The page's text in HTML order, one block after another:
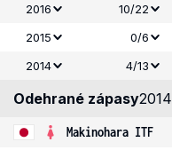
2016
10/22
2015
0/6
2014
4/13
Odehrané zápasy2014
Makinohara ITF